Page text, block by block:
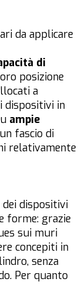
da applicare
di
posizione
a
dispositivi in
ampie
fascio di
relativamente
dispositivi
forme: grazie
sui muri
concepiti in
senza
Per quanto